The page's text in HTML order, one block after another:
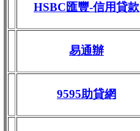
HSBC匯豐-信用貸款
易通辦
9595助貸網